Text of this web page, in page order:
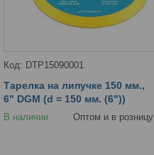
DTP15090001
Тарелка на липучке 150 мм.,
6" DGM (d = 150 мм. (6"))
В наличии Оптом и в розницу